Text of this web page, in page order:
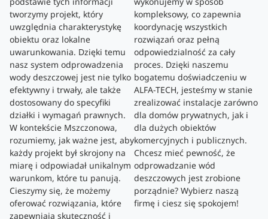
tworzymy projekt, który
uwzględnia charakterystykę
obiektu oraz lokalne
uwarunkowania. Dzięki temu
nasz system odprowadzenia
wody deszczowej jest nie tylko
efektywny i trwały, ale także
dostosowany do specyfiki
działki i wymagań prawnych.
W kontekście Mszczonowa,
rozumiemy, jak ważne jest, aby
każdy projekt był skrojony na
miarę i odpowiadał unikalnym
warunkom, które tu panują.
Cieszymy się, że możemy
oferować rozwiązania, które
zapewniają skuteczność i
kompleksowy, co zapewnia
koordynację wszystkich
rozwiązań oraz pełną
odpowiedzialność za cały
proces. Dzięki naszemu
bogatemu doświadczeniu w
ALFA-TECH, jesteśmy w stanie
zrealizować instalacje zarówno
dla domów prywatnych, jak i
dla dużych obiektów
komercyjnych i publicznych.
Chcesz mieć pewność, że
odprowadzanie wód
deszczowych jest zrobione
porządnie? Wybierz naszą
firmę i ciesz się spokojem!